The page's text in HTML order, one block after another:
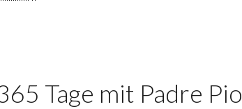
Tage mit Padre Pio